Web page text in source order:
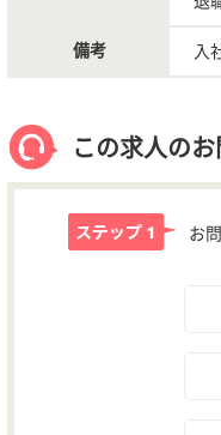
備考 入
この求人の
お